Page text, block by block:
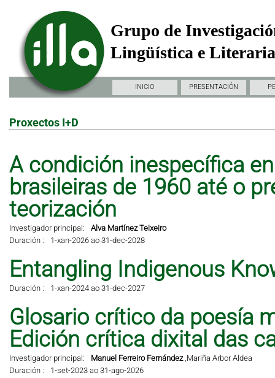
Grupo de
Lingüística e
INICIO PRESENTACIÓN
Proxectos I+D
A condición inespecífica
brasileiras de 1960 até o
teorización
Investigador principal:
Alva Martínez Teixeiro
Duración :
1-xan-2026 ao 31-dec-2028
Entangling Indigenous
Duración : 1-xan-2024 ao 31-dec-2027
Glosario crítico da poesía
Edición crítica dixital das
Investigador principal: Manuel Ferreiro Fernández,Mariña Arbor Aldea
Duración :
1-set-2023 ao 31-ago-2026